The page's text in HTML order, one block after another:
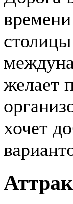
времени
желает
хочет